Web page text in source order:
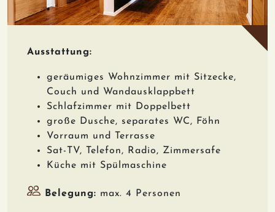
Ausstattung:
geräumiges Wohnzimmer mit Sitzecke,
Couch und Wandausklappbett
Schlafzimmer mit Doppelbett
große Dusche, separates WC, Föhn
Vorraum und Terrasse
Sat-TV, Telefon, Radio, Zimmersafe
Küche mit Spülmaschine
Belegung: max. 4 Personen